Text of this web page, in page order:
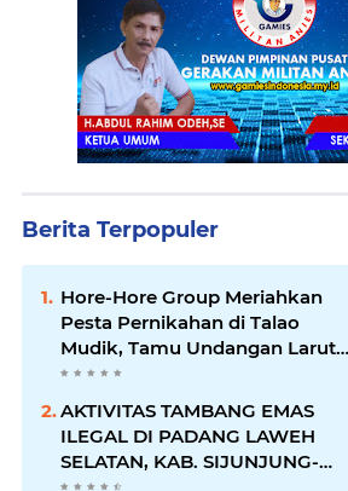
Berita Terpopuler
Hore-Hore Group Meriahkan
Pesta Pernikahan di Talao
Mudik, Tamu Undangan Larut
dalam Suasana Penuh
AKTIVITAS TAMBANG EMAS
ILEGAL DI PADANG LAWEH
SELATAN, KAB. SIJUNJUNG-